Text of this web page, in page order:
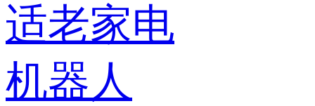
适老家电
机器人